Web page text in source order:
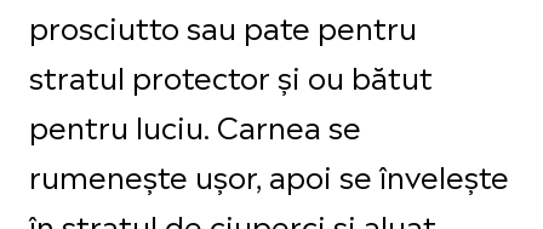
prosciutto sau pate pentru
stratul protector și ou bătut
pentru luciu. Carnea se
rumenește ușor, apoi se învelește